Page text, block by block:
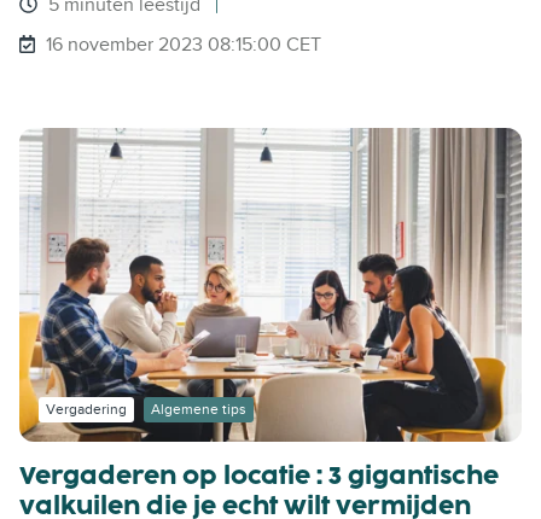
5 minuten leestijd
16 november 2023 08:15:00 CET
Vergaderen op locatie : 3 gigantische
valkuilen die je echt wilt vermijden
Vergadering Algemene tips